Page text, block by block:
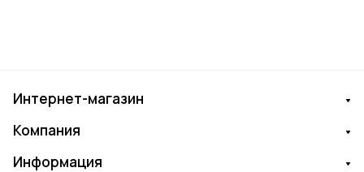
Интернет-магазин
Компания
Информация